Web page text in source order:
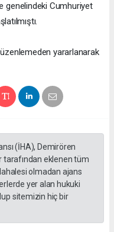
genelindeki Cumhuriyet
yararlanarak
(İHA), Demirören
tarafından eklenen tüm
olmadan ajans
yer alan hukuki
sitemizin hiç bir